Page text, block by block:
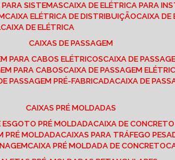
PARA SISTEMAS CAIXA DE ELÉTRICA PARA
CAIXA ELÉTRICA DE DISTRIBUIÇÃO CAIXA
CAIXA DE ELÉTRICA
CAIXAS DE PASSAGEM
PARA CABOS ELÉTRICOS CAIXA DE
PARA CABOS CAIXA DE PASSAGEM
DE PASSAGEM PRÉ-FABRICADA CAIXA DE
CAIXAS PRÉ MOLDADAS
ESGOTO PRÉ MOLDADA CAIXA DE
PRÉ MOLDADA CAIXAS PARA TRÁFEGO
CAIXA PRÉ MOLDADA DE CONCRETO